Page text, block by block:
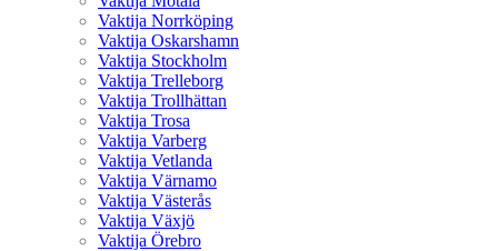
Vaktija Norrköping
Vaktija Oskarshamn
Vaktija Stockholm
Vaktija Trelleborg
Vaktija Trollhättan
Vaktija Trosa
Vaktija Varberg
Vaktija Vetlanda
Vaktija Värnamo
Vaktija Västerås
Vaktija Växjö
Vaktija Örebro